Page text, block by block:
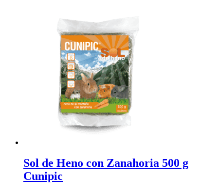
Sol de Heno con Zanahoria 500 g
Cunipic